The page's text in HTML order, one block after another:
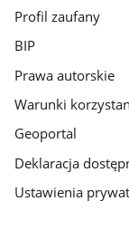
Profil zaufany
BIP
Prawa autorskie
Warunki
Geoportal
Deklaracja
Ustawienia